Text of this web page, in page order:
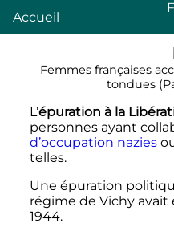
Accueil
Femmes françaises
tondues
L’épuration à la
personnes ayant
d’occupation nazies
telles.
Une épuration
régime de Vichy avait
1944.